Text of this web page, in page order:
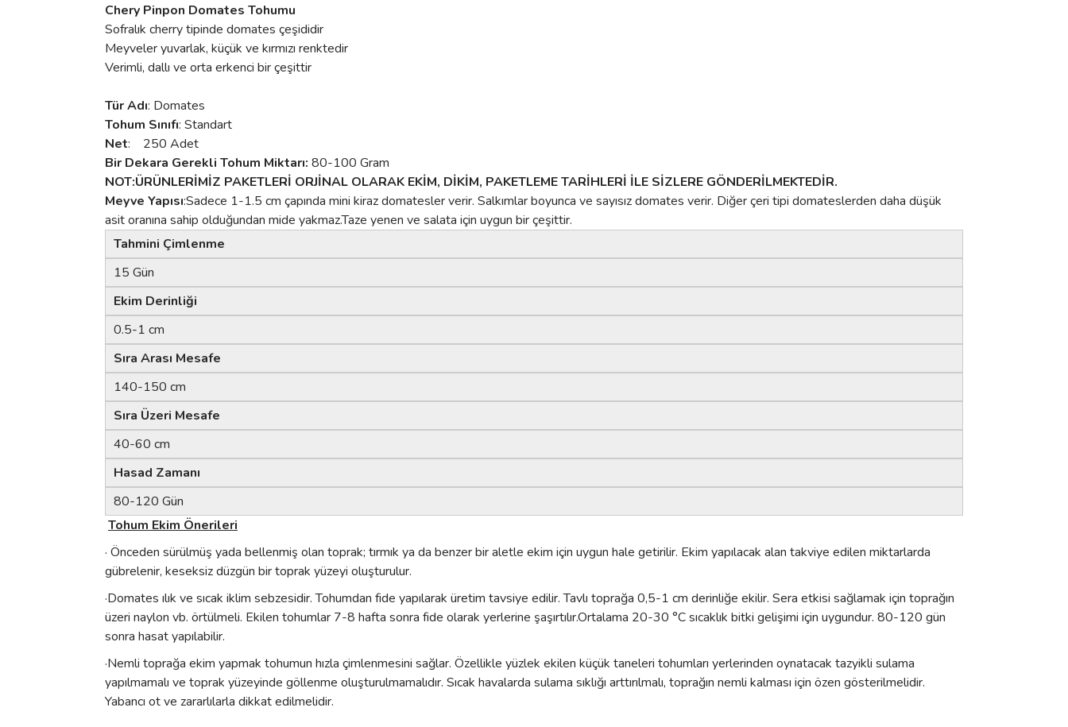
Chery Pinpon Domates Tohumu
Sofralık cherry tipinde domates çeşididir
Meyveler yuvarlak, küçük ve kırmızı renktedir
Verimli, dallı ve orta erkenci bir çeşittir
Tür Adı: Domates
Tohum Sınıfı: Standart
Net: 250 Adet
Bir Dekara Gerekli Tohum Miktarı: 80-100 Gram
NOT:ÜRÜNLERİMİZ PAKETLERİ ORJİNAL OLARAK EKİM, DİKİM, PAKETLEME TARİHLERİ İLE SİZLERE GÖNDERİLMEKTEDİR.
Meyve Yapısı:Sadece 1-1.5 cm çapında mini kiraz domatesler verir. Salkımlar boyunca ve sayısız domates verir. Diğer çeri tipi domateslerden daha düşük
asit oranına sahip olduğundan mide yakmaz.Taze yenen ve salata için uygun bir çeşittir.
Tahmini Çimlenme
15 Gün
Ekim Derinliği
0.5-1 cm
Sıra Arası Mesafe
140-150 cm
Sıra Üzeri Mesafe
40-60 cm
Hasad Zamanı
80-120 Gün
Tohum Ekim Önerileri
· Önceden sürülmüş yada bellenmiş olan toprak; tırmık ya da benzer bir aletle ekim için uygun hale getirilir. Ekim yapılacak alan takviye edilen miktarlarda
gübrelenir, keseksiz düzgün bir toprak yüzeyi oluşturulur.
·Domates ılık ve sıcak iklim sebzesidir. Tohumdan fide yapılarak üretim tavsiye edilir. Tavlı toprağa 0,5-1 cm derinliğe ekilir. Sera etkisi sağlamak için toprağın
üzeri naylon vb. örtülmeli. Ekilen tohumlar 7-8 hafta sonra fide olarak yerlerine şaşırtılır.Ortalama 20-30 °C sıcaklık bitki gelişimi için uygundur. 80-120 gün
sonra hasat yapılabilir.
·Nemli toprağa ekim yapmak tohumun hızla çimlenmesini sağlar. Özellikle yüzlek ekilen küçük taneleri tohumları yerlerinden oynatacak tazyikli sulama
yapılmamalı ve toprak yüzeyinde göllenme oluşturulmamalıdır. Sıcak havalarda sulama sıklığı arttırılmalı, toprağın nemli kalması için özen gösterilmelidir.
Yabancı ot ve zararlılarla dikkat edilmelidir.